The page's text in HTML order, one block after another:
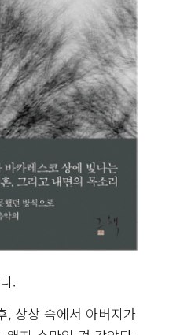
.
, 상상 속에서 아버지가